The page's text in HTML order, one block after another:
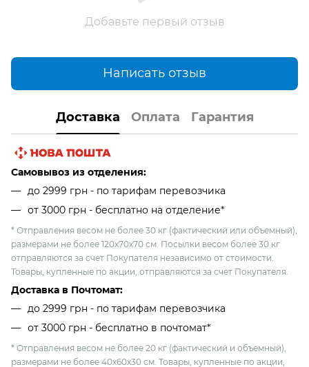
Добавьте первый отзыв
Написать отзыв
Доставка Оплата Гарантия
Самовывоз из отделения:
до 2999 грн - по тарифам перевозчика
от 3000 грн - бесплатно на отделение*
* Отправления весом не более 30 кг (фактический или объемный),
размерами не более 120х70х70 см. Посылки весом более 30 кг
отправляются за счет Покупателя независимо от стоимости.
Товары, купленные по акции, отправляются за счет Покупателя.
Доставка в Почтомат:
до 2999 грн - по тарифам перевозчика
от 3000 грн - бесплатно в почтомат*
* Отправления весом не более 20 кг (фактический и объемный),
размерами не более 40х60х30 см. Товары, купленные по акции,